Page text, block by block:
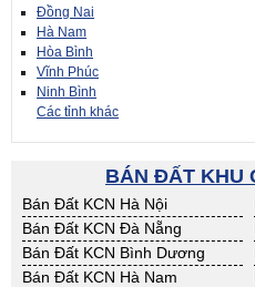
Đồng Nai
Hà Nam
Hòa Bình
Vĩnh Phúc
Ninh Bình
Các tỉnh khác
BÁN ĐẤT KHU
Bán Đất KCN Hà Nội
Bán Đất KCN Đà Nẵng
Bán Đất KCN Bình Dương
Bán Đất KCN Hà Nam